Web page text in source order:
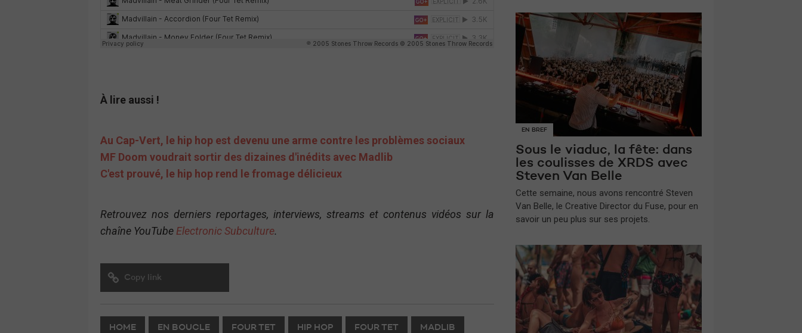
À lire aussi !
Au Cap-Vert, le hip hop est devenu une arme contre les problèmes sociaux
MF Doom voudrait sortir des dizaines d'inédits avec Madlib
C'est prouvé, le hip hop rend le fromage délicieux
Retrouvez nos derniers reportages, interviews, streams et contenus vidéos sur la
chaîne YouTube Electronic Subculture.
Copy link
HOME EN BOUCLE FOUR TET HIP HOP FOUR TET MADLIB
EN BREF
Sous le viaduc, la fête: dans
les coulisses de XRDS avec
Steven Van Belle
​Cette semaine, nous avons rencontré Steven
Van Belle, le Creative Director du Fuse, pour en
savoir un peu plus sur ses projets.